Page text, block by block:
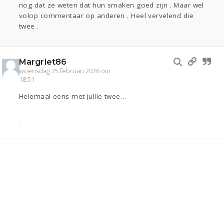
nog dat ze weten dat hun smaken goed zijn . Maar wel
volop commentaar op anderen . Heel vervelend die
twee .
Margriet86
woensdag 25 februari 2026 om
18:51
Helemaal eens met jullie twee…
.